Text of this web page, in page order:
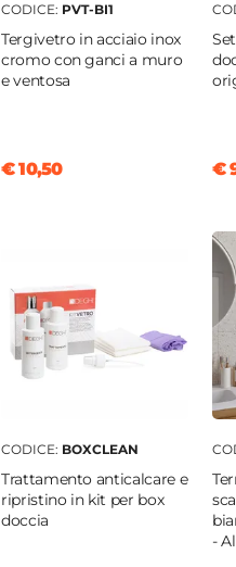
CODICE: PVT-BI1
Tergivetro in acciaio inox
cromo con ganci a muro
e ventosa
€ 10,50 €
CODICE: BOXCLEAN
Trattamento anticalcare e
ripristino in kit per box
doccia
-